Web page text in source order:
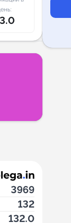
3969
132
132.0